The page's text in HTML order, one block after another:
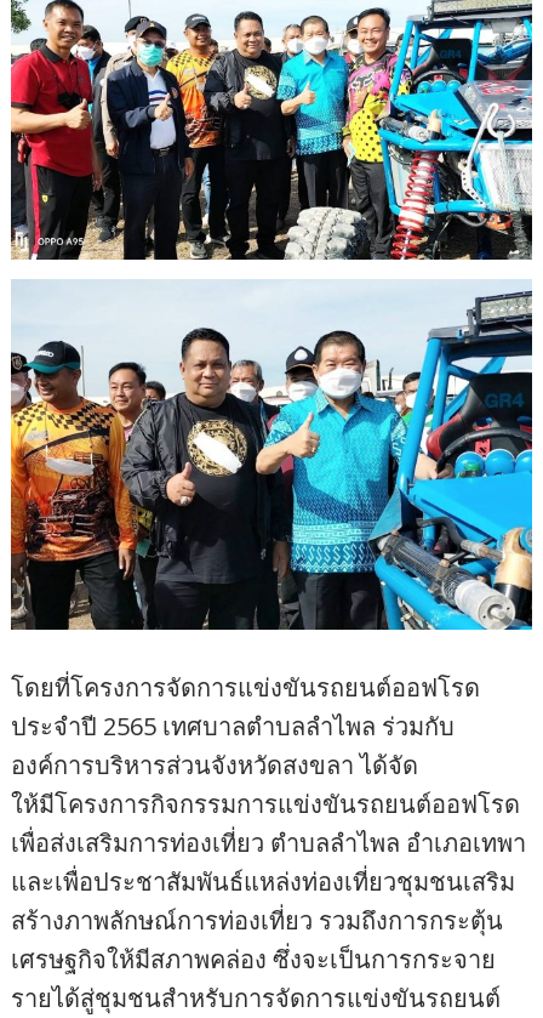
โดยที่โครงการจัดการแข่งขันรถยนต์ออฟโรด
ประจำปี 2565 เทศบาลตำบลลำไพล ร่วมกับ
องค์การบริหารส่วนจังหวัดสงขลา ได้จัด
ให้มีโครงการกิจกรรมการแข่งขันรถยนต์ออฟโรด
เพื่อส่งเสริมการท่องเที่ยว ตำบลลำไพล อำเภอเทพา
และเพื่อประชาสัมพันธ์แหล่งท่องเที่ยวชุมชนเสริม
สร้างภาพลักษณ์การท่องเที่ยว รวมถึงการกระตุ้น
เศรษฐกิจให้มีสภาพคล่อง ซึ่งจะเป็นการกระจาย
รายได้สู่ชุมชนสำหรับการจัดการแข่งขันรถยนต์